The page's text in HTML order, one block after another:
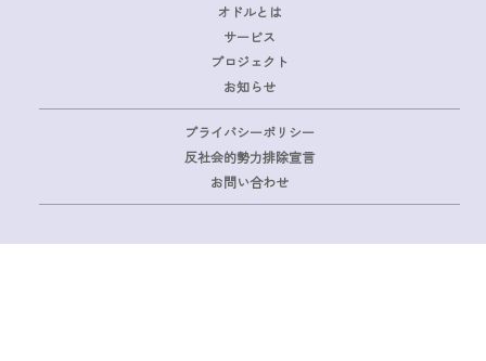
オドルとは
サービス
プロジェクト
お知らせ
プライバシーポリシー
反社会的勢力排除宣言
お問い合わせ